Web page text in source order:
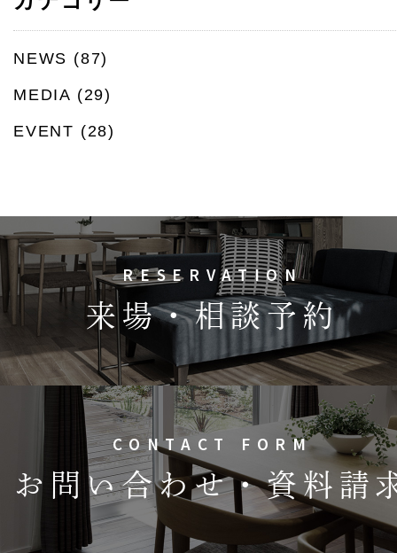
NEWS (87)
MEDIA (29)
EVENT (28)
RESERVATION
来場・相談予約
CONTACT FORM
お問い合わせ・資料請